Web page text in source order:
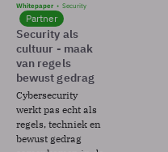
Whitepaper Security
Partner
Security als
cultuur - maak
van regels
bewust gedrag
Cybersecurity
werkt pas echt als
regels, techniek en
bewust gedrag